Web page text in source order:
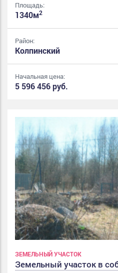
Площадь:
1340м2
Район:
Колпинский
Начальная цена:
5 596 456 руб.
ЗЕМЕЛЬНЫЙ УЧАСТОК
Земельный участок в